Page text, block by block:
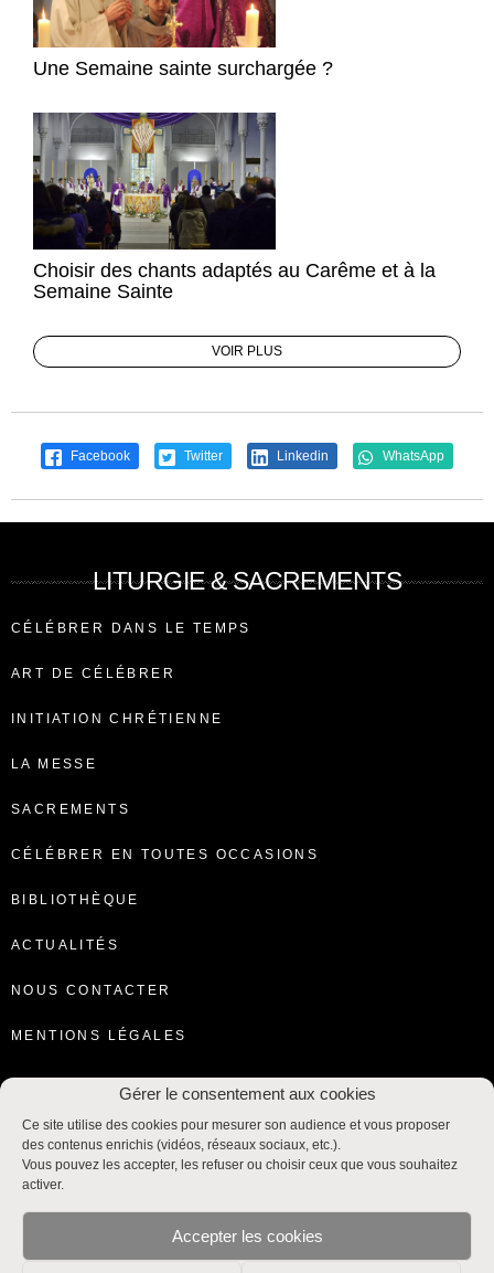
Gérer le consentement aux cookies
Ce site utilise des cookies pour mesurer son audience et vous proposer
des contenus enrichis (vidéos, réseaux sociaux, etc.).
Vous pouvez les accepter, les refuser ou choisir ceux que vous souhaitez
activer.
Accepter les cookies
Une Semaine sainte surchargée ?
Choisir des chants adaptés au Carême et à la
Semaine Sainte
VOIR PLUS
Facebook Twitter Linkedin WhatsApp
LITURGIE & SACREMENTS
CÉLÉBRER DANS LE TEMPS
ART DE CÉLÉBRER
INITIATION CHRÉTIENNE
LA MESSE
SACREMENTS
CÉLÉBRER EN TOUTES OCCASIONS
BIBLIOTHÈQUE
ACTUALITÉS
NOUS CONTACTER
MENTIONS LÉGALES